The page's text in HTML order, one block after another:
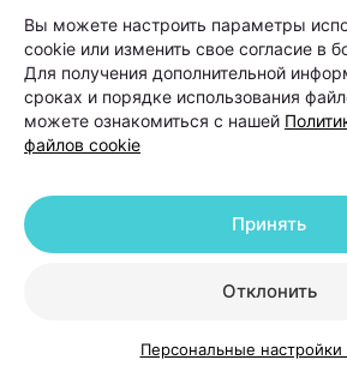
в определенных зонах, но
облысения может
Именно поэтому после
после пересадки необходимо
рекомендации хирурга.
отказаться от посещения
Вы можете настроить параметры
cookie или изменить свое согласие в
Для получения дополнительной
сроках и порядке использования
можете ознакомиться с нашей
файлов cookie
Отклонить
Принять
Персональные настройки